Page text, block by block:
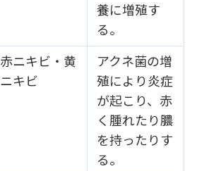
養に増殖す
る。
赤ニキビ・黄
ニキビ
アクネ菌の増
殖により炎症
が起こり、赤
く腫れたり膿
を持ったりす
る。